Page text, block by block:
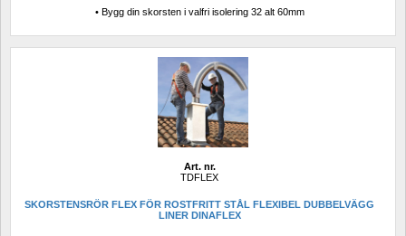
• Bygg din skorsten i valfri isolering 32 alt 60mm
Art. nr.
TDFLEX
SKORSTENSRÖR FLEX FÖR ROSTFRITT STÅL FLEXIBEL DUBBELVÄGG
LINER DINAFLEX